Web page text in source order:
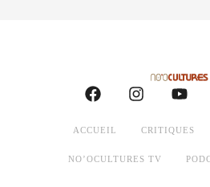
ACCUEIL CRITIQUES
NO’OCULTURES TV